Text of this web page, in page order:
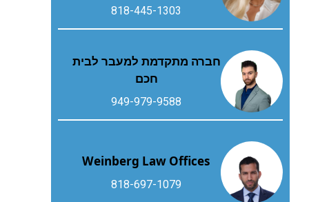
818-445-1303
חברה מתקדמת למעבר לבית
חכם
949-979-9588
Weinberg Law Offices
818-697-1079